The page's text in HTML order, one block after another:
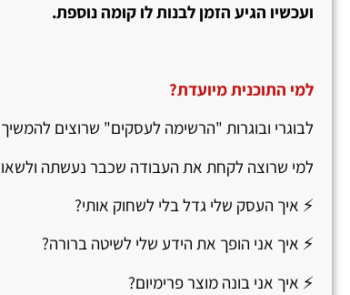
ועכשיו הגיע הזמן לבנות לו קומה נוספת.
למי התוכנית מיועדת?
לבוגרי ובוגרות "הרשימה לעסקים" שרוצים
למי שרוצה לקחת את העבודה שכבר נעשתה
⚡ איך העסק שלי גדל בלי לשחוק אותי?
⚡ איך אני הופך את הידע שלי לשיטה ברורה?
⚡ איך אני בונה מוצר פרימיום?